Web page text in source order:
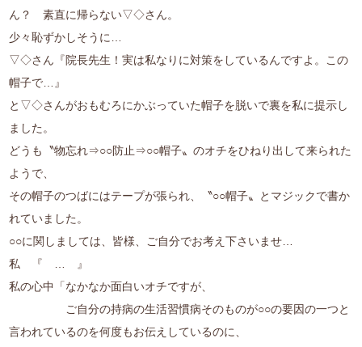
ん？ 素直に帰らない▽◇さん。
少々恥ずかしそうに…
▽◇さん『院長先生！実は私なりに対策をしているんですよ。この
帽子で…』
と▽◇さんがおもむろにかぶっていた帽子を脱いで裏を私に提示し
ました。
どうも〝物忘れ⇒○○防止⇒○○帽子〟のオチをひねり出して来られた
ようで、
その帽子のつばにはテープが張られ、〝○○帽子〟とマジックで書か
れていました。
○○に関しましては、皆様、ご自分でお考え下さいませ…
私 『 … 』
私の心中「なかなか面白いオチですが、
ご自分の持病の生活習慣病そのものが○○の要因の一つと
言われているのを何度もお伝えしているのに、